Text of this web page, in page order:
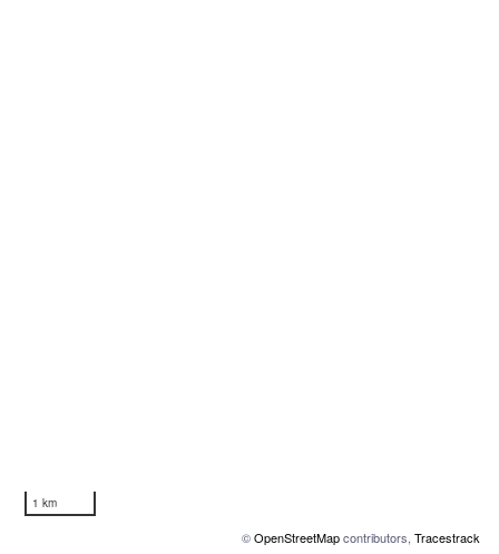
1 km
©OpenStreetMapcontributors, Tracestrack